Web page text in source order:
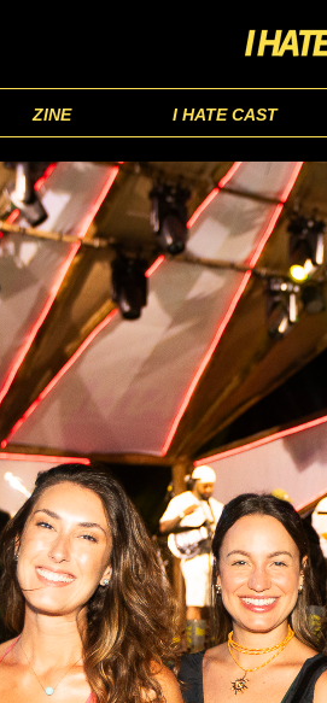
ZINE I HATE CAST